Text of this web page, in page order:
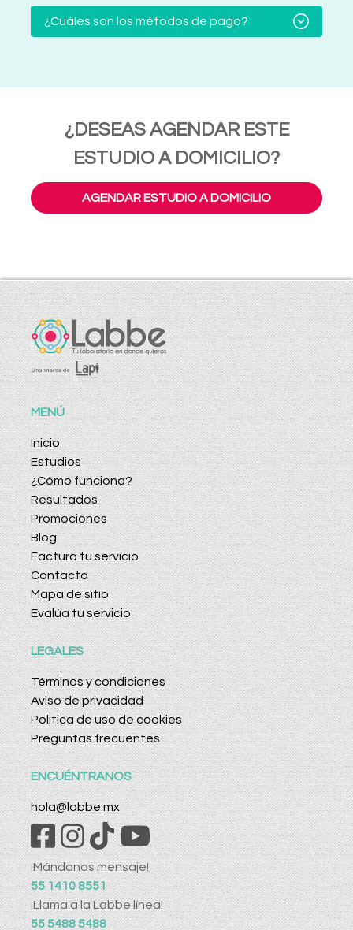
¿Cuáles son los métodos de pago?
¿DESEAS AGENDAR ESTE
ESTUDIO A DOMICILIO?
AGENDAR ESTUDIO A DOMICILIO
MENÚ
Inicio
Estudios
¿Cómo funciona?
Resultados
Promociones
Blog
Factura tu servicio
Contacto
Mapa de sitio
Evalúa tu servicio
LEGALES
Términos y condiciones
Aviso de privacidad
Política de uso de cookies
Preguntas frecuentes
ENCUÉNTRANOS
hola@labbe.mx
¡Mándanos mensaje!
55 1410 8551
¡Llama a la Labbe línea!
55 5488 5488